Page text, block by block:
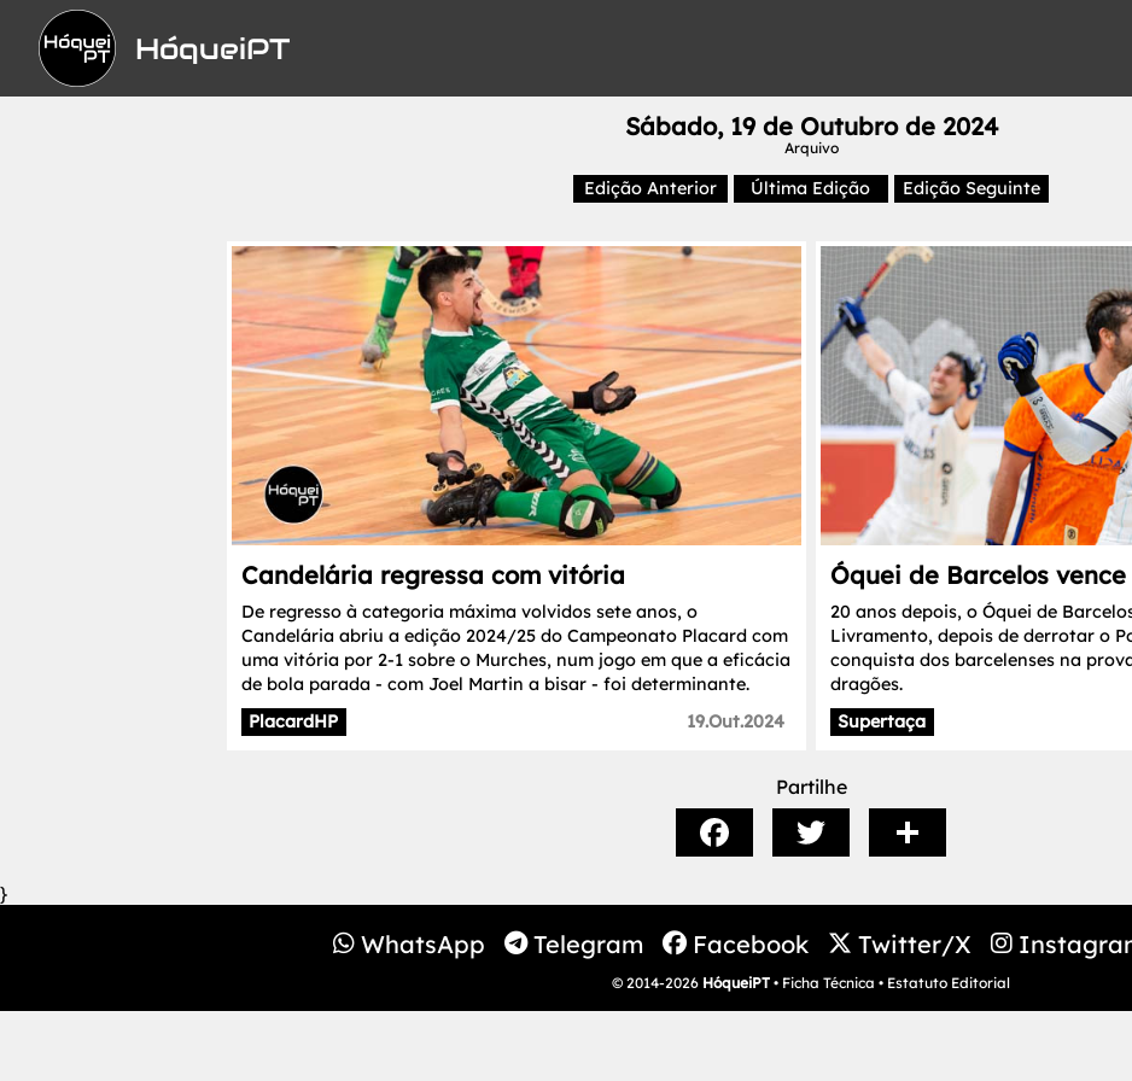
HóqueiPT
Sábado, 19 de Outubro de 2024
Arquivo
Edição Anterior Última Edição Edição Seguinte
Candelária regressa com vitória
De regresso à categoria máxima volvidos sete anos, o
Candelária abriu a edição 2024/25 do Campeonato Placard com
uma vitória por 2-1 sobre o Murches, num jogo em que a eficácia
de bola parada - com Joel Martin a bisar - foi determinante.
PlacardHP
19.Out.2024
Óquei de Barcelos
20 anos depois, o Óquei de
Livramento, depois de derrotar o
conquista dos barcelenses na
dragões.
Supertaça
Partilhe
}
WhatsApp Telegram Facebook Twitter/X
© 2014-2026 HóqueiPT • Ficha Técnica • Estatuto Editorial